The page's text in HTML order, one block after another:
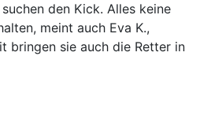
den Kick. Alles keine
meint auch Eva K.,
bringen sie auch die Retter in